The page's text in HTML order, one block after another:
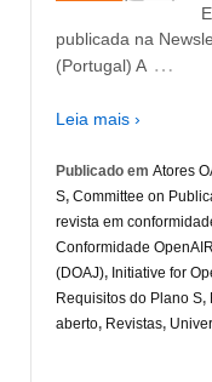
publicada na
(Portugal) A …
Leia mais ›
Publicado em Atores
S, Committee on
revista em
Conformidade
(DOAJ), Initiative for
Requisitos do Plano S,
aberto, Revistas,